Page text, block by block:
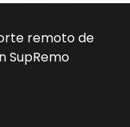
remoto de
SupRemo